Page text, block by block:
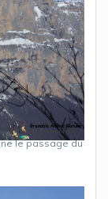
le passage du